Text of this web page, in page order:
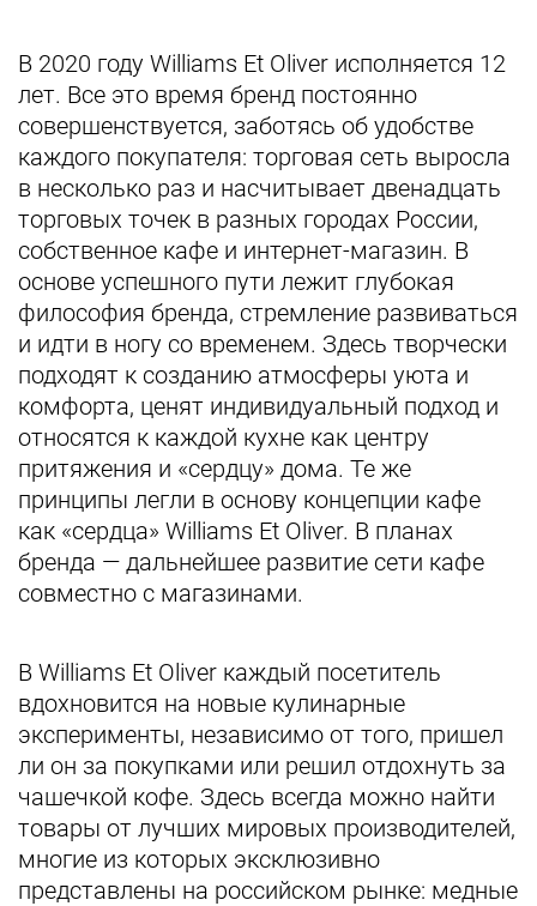
В 2020 году Williams Et Oliver исполняется 12
лет. Все это время бренд постоянно
совершенствуется, заботясь об удобстве
каждого покупателя: торговая сеть выросла
в несколько раз и насчитывает двенадцать
торговых точек в разных городах России,
собственное кафе и интернет-магазин. В
основе успешного пути лежит глубокая
философия бренда, стремление развиваться
и идти в ногу со временем. Здесь творчески
подходят к созданию атмосферы уюта и
комфорта, ценят индивидуальный подход и
относятся к каждой кухне как центру
притяжения и «сердцу» дома. Те же
принципы легли в основу концепции кафе
как «сердца» Williams Et Oliver. В планах
бренда — дальнейшее развитие сети кафе
совместно с магазинами.
В Williams Et Oliver каждый посетитель
вдохновится на новые кулинарные
эксперименты, независимо от того, пришел
ли он за покупками или решил отдохнуть за
чашечкой кофе. Здесь всегда можно найти
товары от лучших мировых производителей,
многие из которых эксклюзивно
представлены на российском рынке: медные